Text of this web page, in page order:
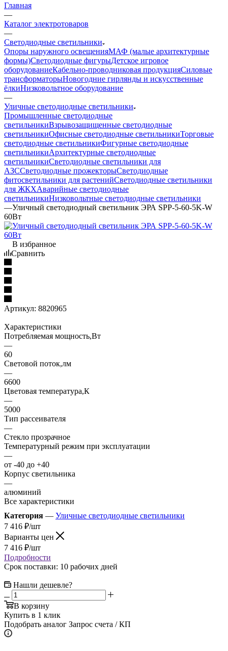
Главная
—
Каталог электротоваров
—
Светодиодные светильники
Опоры наружного освещенияМАФ (малые архитектурные
формы)Светодиодные фигурыДетское игровое
оборудованиеКабельно-проводниковая продукцияСиловые
трансформаторыНовогодние гирлянды и искусственные
ёлкиНизковольтное оборудование
—
Уличные светодиодные светильники
Промышленные светодиодные
светильникиВзрывозащищенные светодиодные
светильникиОфисные светодиодные светильникиТорговые
светодиодные светильникиФигурные светодиодные
светильникиАрхитектурные светодиодные
светильникиСветодиодные светильники для
АЗССветодиодные прожекторыСветодиодные
фитосветильники для растенийСветодиодные светильники
для ЖКХАварийные светодиодные
светильникиНизковольтные светодиодные светильники
—Уличный светодиодный светильник ЭРА SPP-5-60-5K-W
60Вт
В избранное
Сравнить
Артикул: 8820965
Характеристики
Потребляемая мощность,Вт
—
60
Световой поток,лм
—
6600
Цветовая температура,К
—
5000
Тип рассеивателя
—
Стекло прозрачное
Температурный режим при эксплуатации
—
от -40 до +40
Корпус светильника
—
алюминий
Все характеристики
Категория — Уличные светодиодные светильники
7 416 ₽/шт
Варианты цен
7 416 ₽/шт
Подробности
Срок поставки: 10 рабочих дней
Нашли дешевле?
В корзину
Купить в 1 клик
Подобрать аналог Запрос счета / КП